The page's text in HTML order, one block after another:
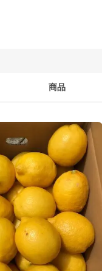
商品